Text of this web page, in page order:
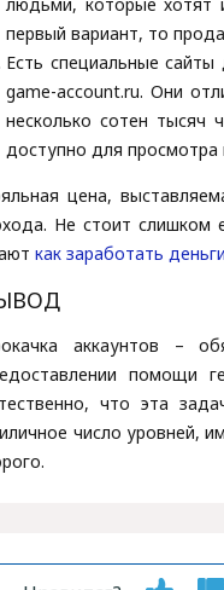
первый вариант, то
Есть специальные
game-account.ru. Они
несколько сотен тысяч
доступно для
цена,
Не стоит слишком
как заработать
аккаунтов –
помощи
что эта
число уровней,